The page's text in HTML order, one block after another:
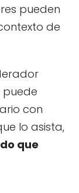
pueden
de
puede
con
lo asista,
que